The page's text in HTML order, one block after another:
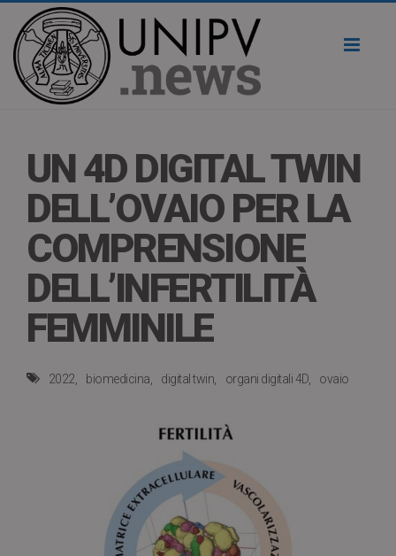
UN 4D DIGITAL TWIN
DELL’OVAIO PER LA
COMPRENSIONE
DELL’INFERTILITÀ
FEMMINILE
2022 biomedicina digital twin organi digitali 4D ovaio